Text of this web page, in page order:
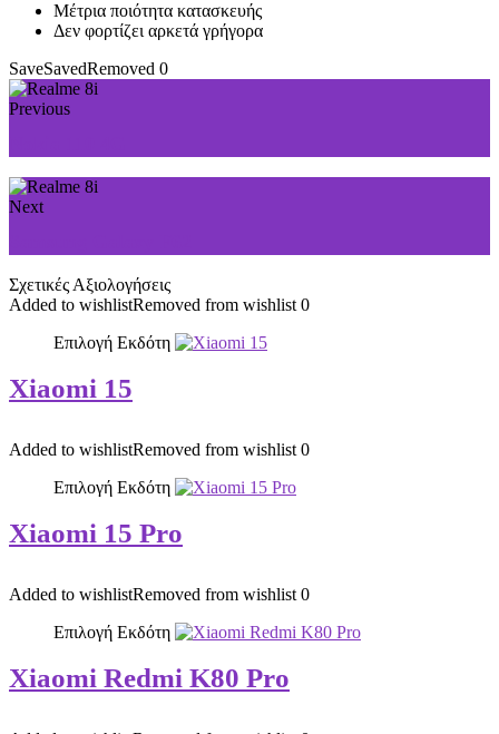
Μέτρια ποιότητα κατασκευής
Δεν φορτίζει αρκετά γρήγορα
SaveSavedRemoved 0
Previous
Next
Σχετικές Αξιολογήσεις
Added to wishlistRemoved from wishlist 0
Επιλογή Εκδότη
Xiaomi 15
Added to wishlistRemoved from wishlist 0
Επιλογή Εκδότη
Xiaomi 15 Pro
Added to wishlistRemoved from wishlist 0
Επιλογή Εκδότη
Xiaomi Redmi K80 Pro